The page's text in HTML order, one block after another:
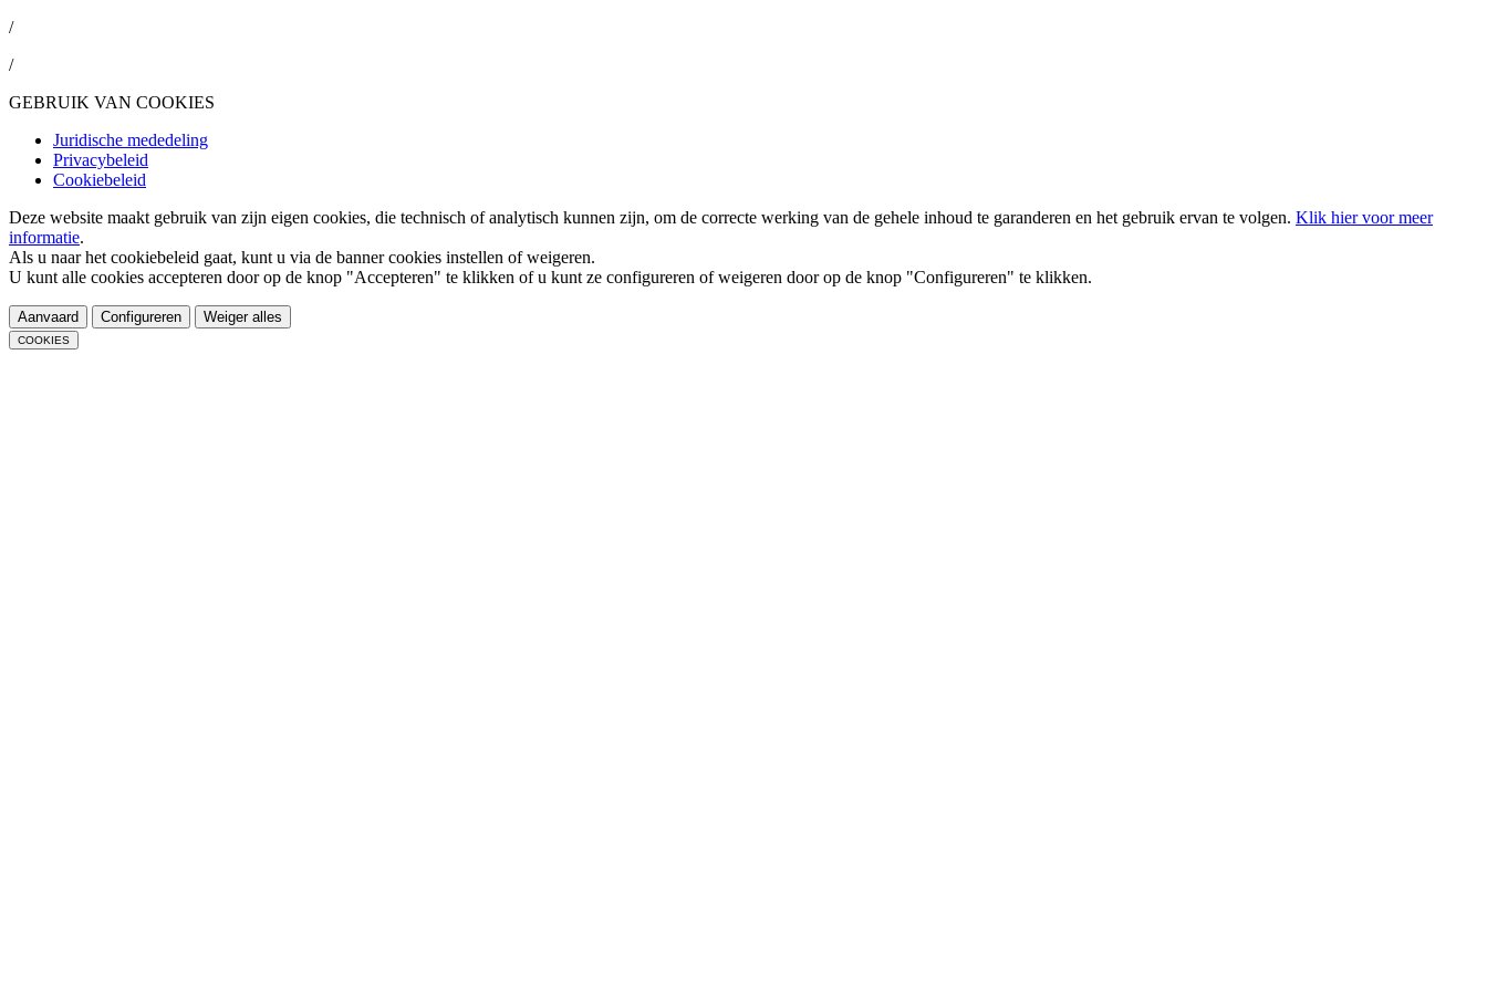
/
/
GEBRUIK VAN COOKIES
Juridische mededeling
Privacybeleid
Cookiebeleid
Deze website maakt gebruik van zijn eigen cookies, die technisch of analytisch kunnen zijn, om de correcte werking van de gehele inhoud te garanderen en het gebruik ervan te volgen. Klik hier voor meer
informatie.
Als u naar het cookiebeleid gaat, kunt u via de banner cookies instellen of weigeren.
U kunt alle cookies accepteren door op de knop "Accepteren" te klikken of u kunt ze configureren of weigeren door op de knop "Configureren" te klikken.
Aanvaard Configureren Weiger alles
COOKIES